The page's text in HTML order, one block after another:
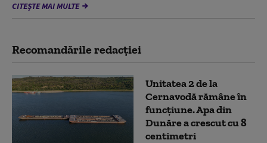
CITEȘTE MAI MULTE
Recomandările redacţiei
Unitatea 2 de la
Cernavodă rămâne în
funcțiune. Apa din
Dunăre a crescut cu 8
centimetri